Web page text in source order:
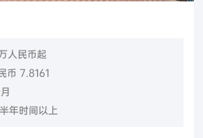
人民币起
币 7.8161
年时间以上